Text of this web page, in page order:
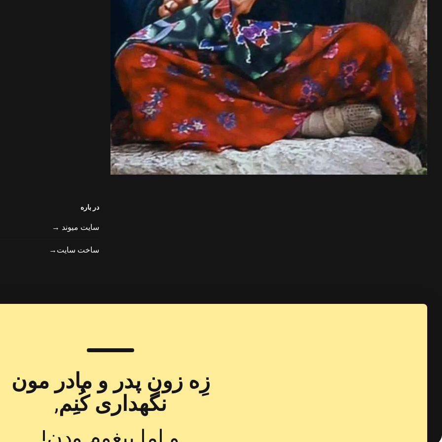
در باره
سایت میوند →
ساخت سایت→
زِه زون پدر و مادر مون
نگهداری کُنِم,